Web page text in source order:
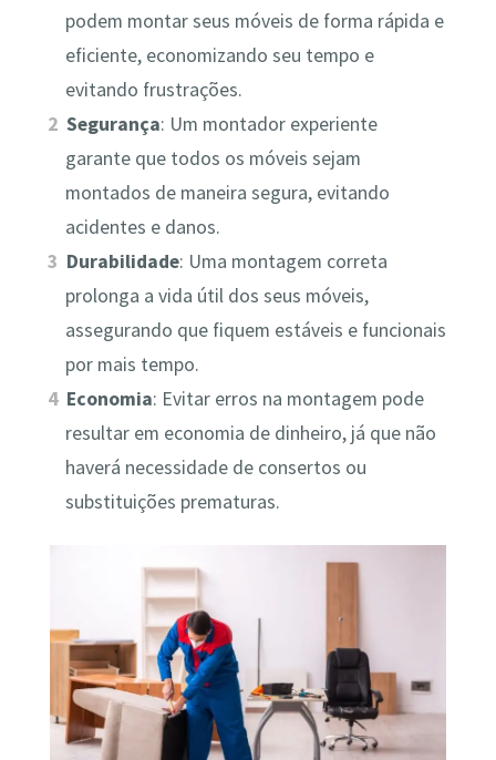
podem montar seus móveis de forma rápida e
eficiente, economizando seu tempo e
evitando frustrações.
Segurança: Um montador experiente
garante que todos os móveis sejam
montados de maneira segura, evitando
acidentes e danos.
Durabilidade: Uma montagem correta
prolonga a vida útil dos seus móveis,
assegurando que fiquem estáveis e funcionais
por mais tempo.
Economia: Evitar erros na montagem pode
resultar em economia de dinheiro, já que não
haverá necessidade de consertos ou
substituições prematuras.